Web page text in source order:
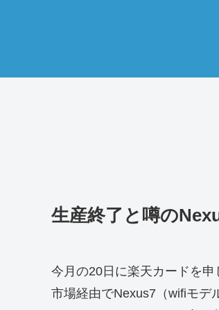
生産終了と噂の
今月の20日に楽天カードを
市場経由でNexus7（wifiモデ